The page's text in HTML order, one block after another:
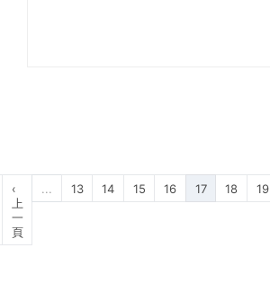
‹
上
一
頁
... 13 14 15 16 17 18 19